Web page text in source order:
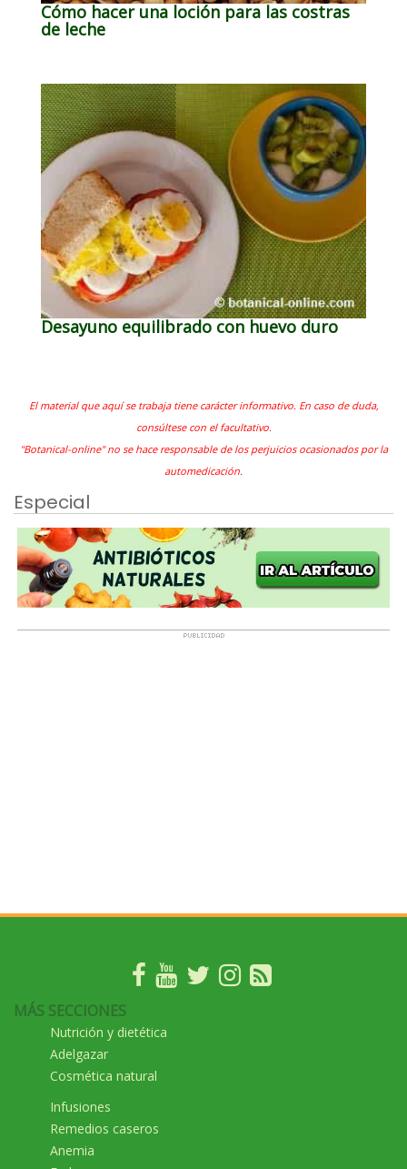
Cómo hacer una loción para las costras
de leche
Desayuno equilibrado con huevo duro
El material que aquí se trabaja tiene carácter informativo. En caso de duda,
consúltese con el facultativo.
"Botanical-online" no se hace responsable de los perjuicios ocasionados por la
automedicación.
Especial
MÁS SECCIONES
Nutrición y dietética
Adelgazar
Cosmética natural
Infusiones
Remedios caseros
Anemia